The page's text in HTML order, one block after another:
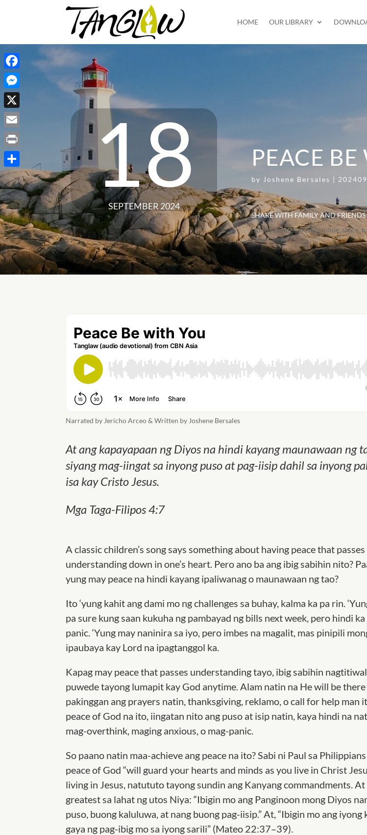
HOME OUR LIBRARY
18
SEPTEMBER 2024
PEACE
by Joshene Bersales | 202409
SHARE WITH FAMILY AND FRIENDS
[addthis
Narrated by Jericho Arceo & Written by Joshene Bersales
At ang kapayapaan ng Diyos na hindi kayang maunawaan ng
siyang mag-iingat sa inyong puso at pag-iisip dahil sa inyong
isa kay Cristo Jesus.
Mga Taga-Filipos 4:7
A classic children’s song says something about having peace that passes
understanding down in one’s heart. Pero ano ba ang ibig sabihin nito?
yung may peace na hindi kayang ipaliwanag o maunawaan ng tao?
Ito ‘yung kahit ang dami mo ng challenges sa buhay, kalma ka pa rin.
pa sure kung saan kukuha ng pambayad ng bills next week, pero hindi ka
panic. ‘Yung may naninira sa iyo, pero imbes na magalit, mas pinipili
ipaubaya kay Lord na ipagtanggol ka.
Kapag may peace that passes understanding tayo, ibig sabihin
puwede tayong lumapit kay God anytime. Alam natin na He will be
pakinggan ang prayers natin, thanksgiving, reklamo, o call for help man
peace of God na ito, iingatan nito ang puso at isip natin, kaya hindi na
mag-overthink, maging anxious, o mag-panic.
So paano natin maa-achieve ang peace na ito? Sabi ni Paul sa
peace of God “will guard your hearts and minds as you live in Christ
living in Jesus, natututo tayong sundin ang Kanyang commandments.
greatest sa lahat ng utos Niya: “Ibigin mo ang Panginoon mong Diyos
puso, buong kaluluwa, at nang buong pag-iisip.” At, “Ibigin mo ang iyong
gaya ng pag-ibig mo sa iyong sarili” (Mateo 22:37–39).
Facebook
Messenger
X
Email
Print
Share